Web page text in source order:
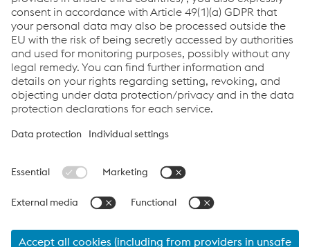
Contattateci
Links
About us
Certificates
Production sites
Compliance
Data Protection
Cookie settings
Language